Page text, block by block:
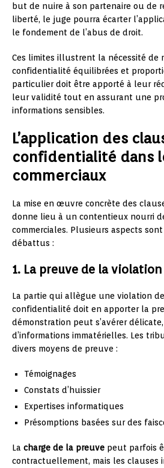
but de nuire à son partenaire ou de
liberté, le juge pourra écarter
le fondement de l’abus de droit.
Ces limites illustrent la nécessité de
confidentialité équilibrées et
particulier doit être apporté à leur
leur validité tout en assurant une
informations sensibles.
L’application des
confidentialité dans
commerciaux
La mise en œuvre concrète des
donne lieu à un contentieux nourri
commerciales. Plusieurs aspects
débattus :
1. La preuve de la violation
La partie qui allègue une violation
confidentialité doit en apporter la
démonstration peut s’avérer
d’informations immatérielles. Les
divers moyens de preuve :
Témoignages
Constats d’huissier
Expertises informatiques
Présomptions basées sur des
La charge de la preuve peut parfois
contractuellement, mais les clauses